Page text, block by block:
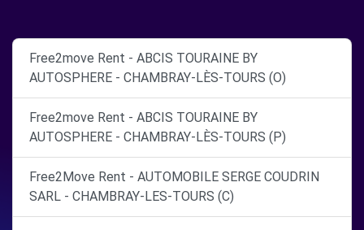
Free2move Rent - ABCIS TOURAINE BY
AUTOSPHERE - CHAMBRAY-LÈS-TOURS (O)
Free2move Rent - ABCIS TOURAINE BY
AUTOSPHERE - CHAMBRAY-LÈS-TOURS (P)
Free2Move Rent - AUTOMOBILE SERGE COUDRIN
SARL - CHAMBRAY-LES-TOURS (C)